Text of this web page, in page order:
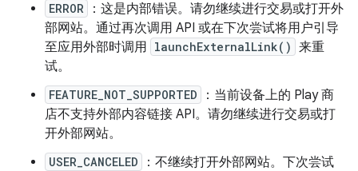
ERROR
：这是内部错误。请勿继续进行交易或打开外
部网站。通过再次调用 API 或在下次尝试将用户引导
至应用外部时调用 launchExternalLink() 来重
试。
FEATURE_NOT_SUPPORTED
：当前设备上的 Play 商
店不支持外部内容链接 API。请勿继续进行交易或打
开外部网站。
USER_CANCELED
：不继续打开外部网站。下次尝试